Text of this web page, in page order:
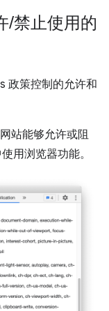
/禁止使用的
政策控制的允许和
站能够允许或阻
用浏览器功能。